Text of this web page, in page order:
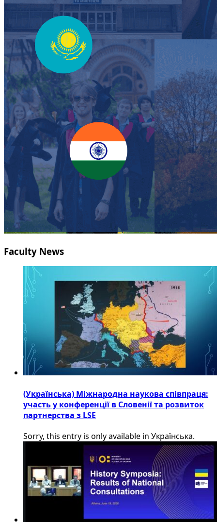
Faculty News
(Українська) Міжнародна наукова співпраця:
участь у конференції в Словенії та розвиток
партнерства з LSE
Sorry, this entry is only available in Українська.